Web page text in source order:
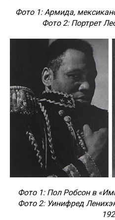
Фото 1: Армида,
Фото 2: Портрет
Фото 1: Пол Робсон в
Фото 2: Уинифред